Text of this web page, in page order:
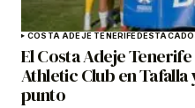
COSTA ADEJE TENERIFE
El Costa Adeje
Athletic Club en Tafalla
punto